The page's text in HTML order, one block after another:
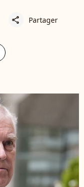
share Partager